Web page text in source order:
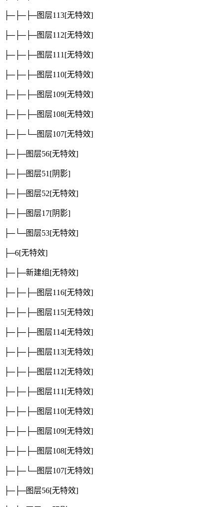
├─├─├─图层113[无特效]
├─├─├─图层112[无特效]
├─├─├─图层111 [无特效]
├─├─├─图层110[无特效]
├─├─├─图层109[无特效]
├─├─├─图层108[无特效]
├─├─└─图层107[无特效]
├─├─图层56[无特效]
├─├─图层51 [阴影]
├─├─图层52[无特效]
├─├─图层17[阴影]
├─└─图层53[无特效]
├─6[无特效]
├─├─新建组 [无特效]
├─├─├─图层116[无特效]
├─├─├─图层115[无特效]
├─├─├─图层114[无特效]
├─├─├─图层113[无特效]
├─├─├─图层112[无特效]
├─├─├─图层111 [无特效]
├─├─├─图层110[无特效]
├─├─├─图层109[无特效]
├─├─├─图层108[无特效]
├─├─└─图层107[无特效]
├─├─图层56[无特效]